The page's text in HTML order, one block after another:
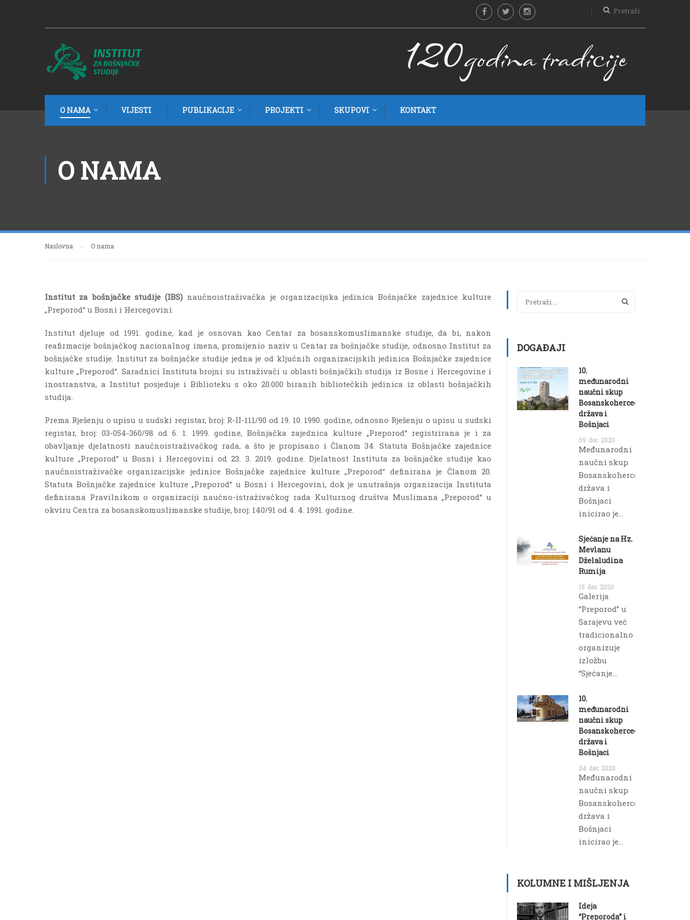
O NAMA VIJESTI PUBLIKACIJE PROJEKTI SKUPOVI KONTAKT
O NAMA
Naslovna O nama
Institut za bošnjačke studije (IBS) naučnoistraživačka je organizacijska jedinica Bošnjačke zajednice kulture
„Preporod“ u Bosni i Hercegovini.
Institut djeluje od 1991. godine, kad je osnovan kao Centar za bosanskomuslimanske studije, da bi, nakon
reafirmacije bošnjačkog nacionalnog imena, promijenio naziv u Centar za bošnjačke studije, odnosno Institut za
bošnjačke studije. Institut za bošnjačke studije jedna je od ključnih organizacijskih jedinica Bošnjačke zajednice
kulture „Preporod“. Saradnici Instituta brojni su istraživači u oblasti bošnjačkih studija iz Bosne i Hercegovine i
inostranstva, a Institut posjeduje i Biblioteku s oko 20.000 biranih bibliotečkih jedinica iz oblasti bošnjačkih
studija.
Prema Rješenju o upisu u sudski registar, broj: R-II-111/90 od 19. 10. 1990. godine, odnosno Rješenju o upisu u sudski
registar, broj: 03-054-360/98 od 6. 1. 1999. godine, Bošnjačka zajednica kulture „Preporod“ registrirana je i za
obavljanje djelatnosti naučnoistraživačkog rada, a što je propisano i Članom 34. Statuta Bošnjačke zajednice
kulture „Preporod“ u Bosni i Hercegovini od 23. 3. 2019. godine. Djelatnost Instituta za bošnjačke studije kao
naučnoistraživačke organizacijske jedinice Bošnjačke zajednice kulture „Preporod“ definirana je Članom 20.
Statuta Bošnjačke zajednice kulture „Preporod“ u Bosni i Hercegovini, dok je unutrašnja organizacija Instituta
definirana Pravilnikom o organizaciji naučno-istraživačkog rada Kulturnog društva Muslimana „Preporod“ u
okviru Centra za bosanskomuslimanske studije, broj: 140/91 od 4. 4. 1991. godine.
DOGAĐAJI
10.
međunarodni
naučni skup
Bosanskohercegovačka
država i
Bošnjaci
09 dec 2020
Međunarodni
naučni skup
Bosanskohercegovačka
država i
Bošnjaci
inicirao je...
Sjećanje na Hz.
Mevlanu
Dželaludina
Rumija
15 dec 2020
Galerija
“Preporod” u
Sarajevu već
tradicionalno
organizuje
izložbu
“Sjećanje...
10.
međunarodni
naučni skup
Bosanskohercegovačka
država i
Bošnjaci
24 dec 2020
Međunarodni
naučni skup
Bosanskohercegovačka
država i
Bošnjaci
inicirao je...
KOLUMNE I MIŠLJENJA
Ideja
“Preporoda” i